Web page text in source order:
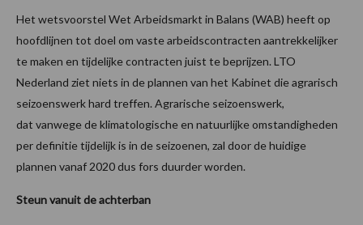
Het wetsvoorstel Wet Arbeidsmarkt in Balans (WAB) heeft op
hoofdlijnen tot doel om vaste arbeidscontracten aantrekkelijker
te maken en tijdelijke contracten juist te beprijzen. LTO
Nederland ziet niets in de plannen van het Kabinet die agrarisch
seizoenswerk hard treffen. Agrarische seizoenswerk,
dat vanwege de klimatologische en natuurlijke omstandigheden
per definitie tijdelijk is in de seizoenen, zal door de huidige
plannen vanaf 2020 dus fors duurder worden.
Steun vanuit de achterban